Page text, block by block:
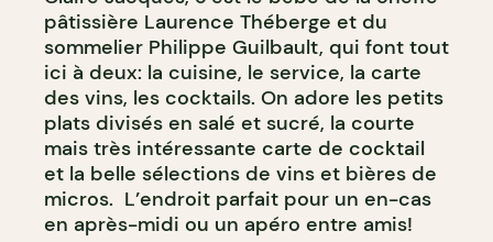
pâtissière Laurence Théberge et du
sommelier Philippe Guilbault, qui font tout
ici à deux: la cuisine, le service, la carte
des vins, les cocktails. On adore les petits
plats divisés en salé et sucré, la courte
mais très intéressante carte de cocktail
et la belle sélections de vins et bières de
micros. L’endroit parfait pour un en-cas
en après-midi ou un apéro entre amis!